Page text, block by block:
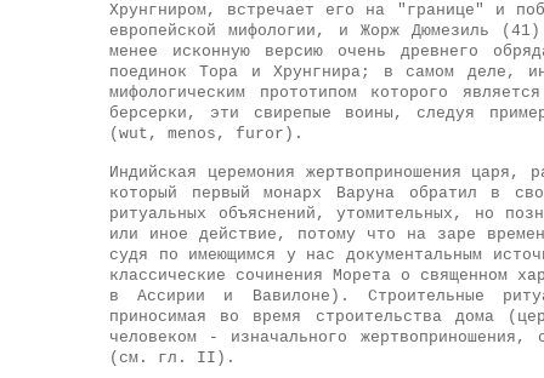
Хрунгниром, встречает его на "границе" и
европейской мифологии, и Жорж Дюмезиль
менее исконную версию очень древнего
поединок Тора и Хрунгнира; в самом деле,
мифологическим прототипом которого
берсерки, эти свирепые воины, следуя
(wut, menos, furor).
Индийская церемония жертвоприношения
который первый монарх Варуна обратил в
ритуальных объяснений, утомительных, но
или иное действие, потому что на заре
судя по имеющимся у нас документальным
классические сочинения Морета о священном
в Ассирии и Вавилоне). Строительные
приносимая во время строительства дома
человеком - изначального
(см. гл. II).